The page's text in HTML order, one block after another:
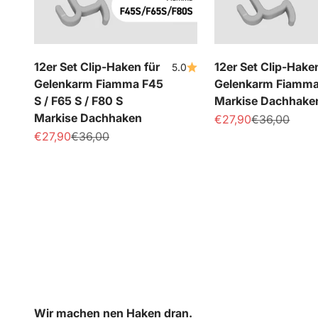
12er Set Clip-Haken für
Gelenkarm Fiamma F45
S / F65 S / F80 S
Markise Dachhaken
5.0
Angebot
€27,90Regulärer Preis
€36,00
12er Set Clip-
Gelenkarm
Markise
Angebot
€27,90Regulärer
€36,00
Wir machen nen Haken dran.